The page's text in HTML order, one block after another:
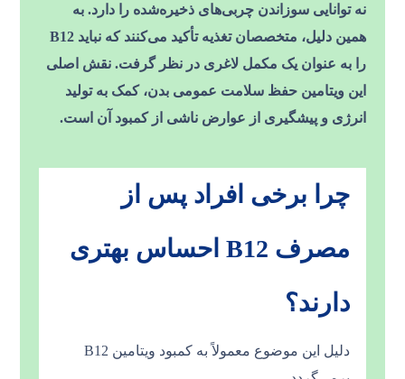
نه توانایی سوزاندن چربی‌های ذخیره‌شده را دارد. به
همین دلیل، متخصصان تغذیه تأکید می‌کنند که نباید B12
را به عنوان یک مکمل لاغری در نظر گرفت. نقش اصلی
این ویتامین حفظ سلامت عمومی بدن، کمک به تولید
انرژی و پیشگیری از عوارض ناشی از کمبود آن است.
چرا برخی افراد پس از
مصرف B12 احساس بهتری
دارند؟
دلیل این موضوع معمولاً به کمبود ویتامین B12